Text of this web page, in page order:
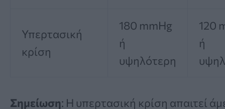
Υπερτασική
κρίση
180 mmHg
ή
υψηλότερη
120
ή
Σημείωση: Η υπερτασική κρίση απαιτεί